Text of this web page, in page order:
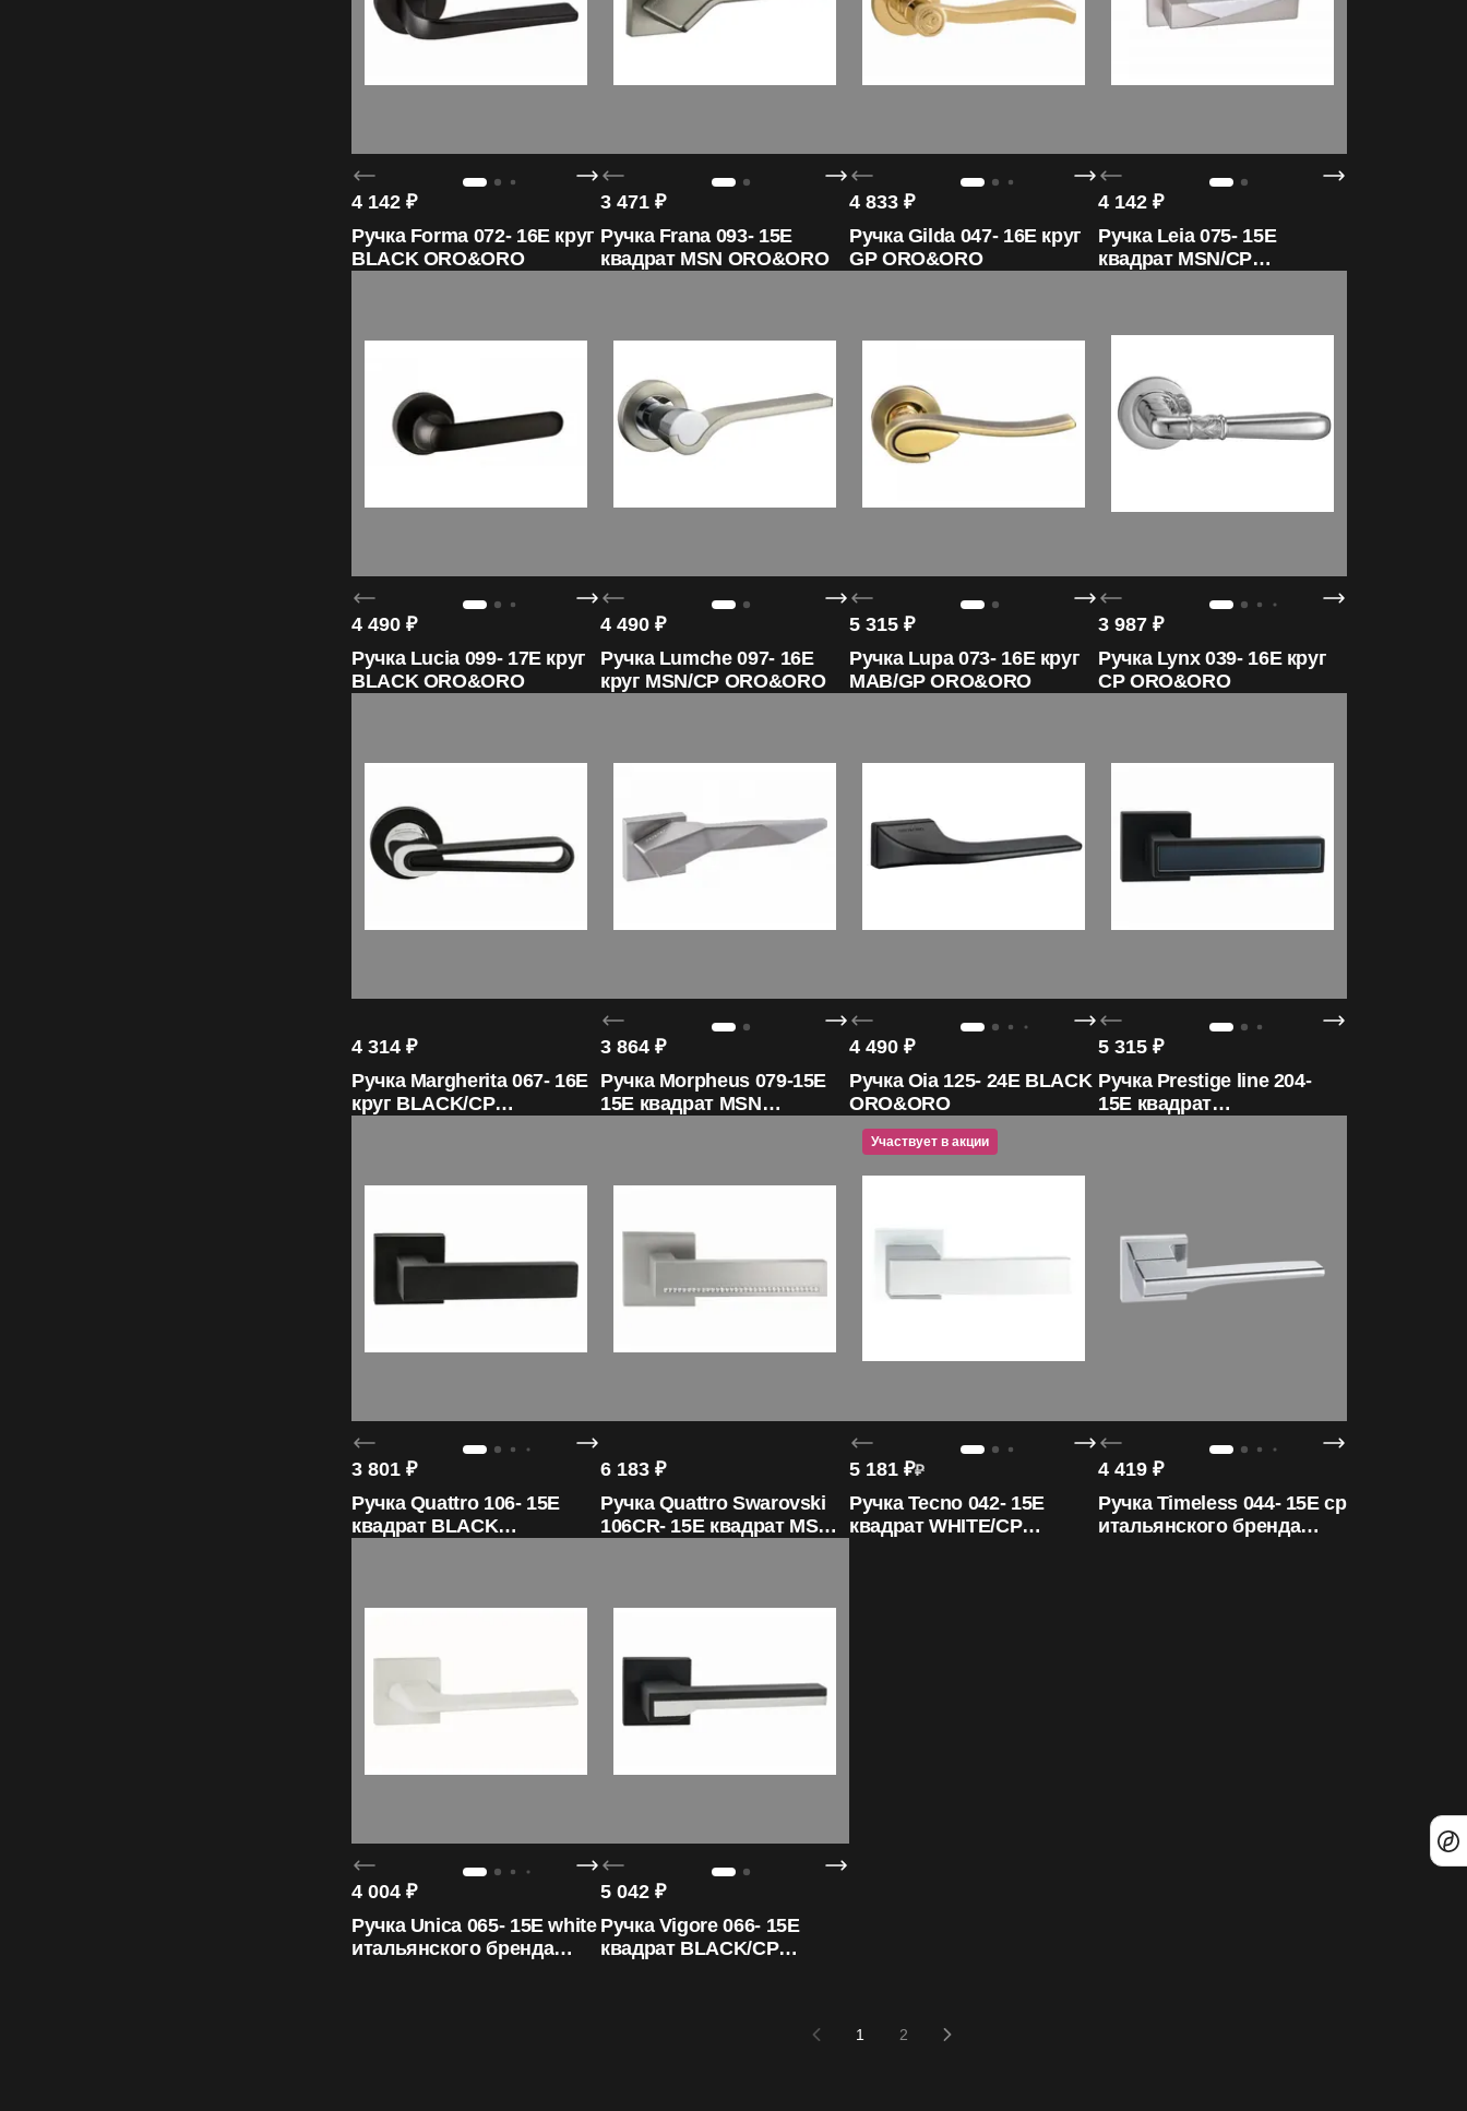
4 142 ₽
Ручка Forma 072- 16E круг
BLACK ORO&ORO
3 471 ₽
Ручка Frana 093- 15E
квадрат MSN ORO&ORO
4 833 ₽
Ручка Gilda 047- 16E круг
GP ORO&ORO
4 142 ₽
Ручка Leia 075- 15E
квадрат MSN/CP
4 490 ₽
Ручка Lucia 099- 17E круг
BLACK ORO&ORO
4 490 ₽
Ручка Lumche 097- 16E
круг MSN/CP ORO&ORO
5 315 ₽
Ручка Lupa 073- 16E круг
MAB/GP ORO&ORO
3 987 ₽
Ручка Lynx 039- 16E круг
CP ORO&ORO
4 314 ₽
Ручка Margherita 067- 16E
круг BLACK/CP
3 864 ₽
Ручка Morpheus 079-15E
15E квадрат MSN
4 490 ₽
Ручка Oia 125- 24E BLACK
ORO&ORO
5 315 ₽
Ручка Prestige line 204-
15E квадрат
3 801 ₽
Ручка Quattro 106- 15E
квадрат BLACK
6 183 ₽
Ручка Quattro Swarovski
106CR- 15E квадрат MSN
Участвует в акции
5 181 ₽₽
Ручка Tecno 042- 15E
квадрат WHITE/CP
4 419 ₽
Ручка Timeless 044- 15E cp
итальянского бренда
4 004 ₽
Ручка Unica 065- 15E white
итальянского бренда
5 042 ₽
Ручка Vigore 066- 15E
квадрат BLACK/CP
1 2